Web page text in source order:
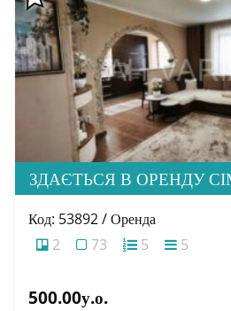
Код: 53892 / Оренда
2
73 5 5
500.00у.о.